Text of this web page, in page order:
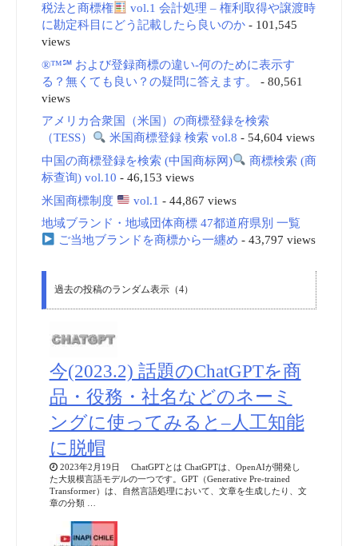
税法と商標権
vol.1 会計処理 – 権利取得や譲渡時
に勘定科目にどう記載したら良いのか- 101,545
views
®™℠ および登録商標の違い-何のために表示す
る？無くても良い？の疑問に答えます。
- 80,561
views
アメリカ合衆国（米国）の商標登録を検索
（TESS）
米国商標登録 検索 vol.8 - 54,604 views
中国の商標登録を検索 (中国商标网)
商標検索 (商
标查询) vol.10 - 46,153 views
米国商標制度
vol.1 - 44,867 views
地域ブランド・地域団体商標 47都道府県別 一覧
ご当地ブランドを商標から一纏め - 43,797 views
過去の投稿のランダム表示（4）
今(2023.2) 話題のChatGPTを商
品・役務・社名などのネーミ
ングに使ってみると–人工知能
に脱帽
2023年2月19日 ChatGPTとは ChatGPTは、OpenAIが開発し
た大規模言語モデルの一つです。GPT（Generative Pre-trained
Transformer）は、自然言語処理において、文章を生成したり、文
章の分類 …